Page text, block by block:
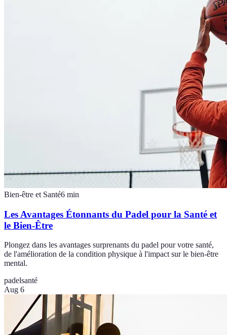
Bien-être et Santé6 min
Les Avantages Étonnants du Padel pour la Santé et
le Bien-Être
Plongez dans les avantages surprenants du padel pour votre santé,
de l'amélioration de la condition physique à l'impact sur le bien-être
mental.
padelsanté
Aug 6